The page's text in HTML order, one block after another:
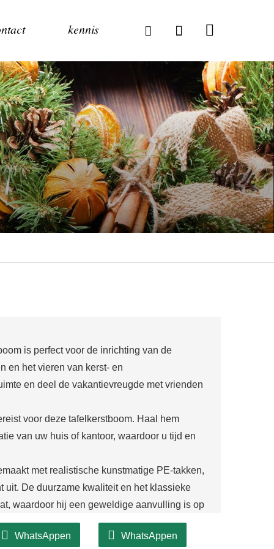
kennis
is perfect voor de inrichting van de
en het vieren van kerst- en
en deel de vakantievreugde met vrienden
voor deze tafelkerstboom. Haal hem
van uw huis of kantoor, waardoor u tijd en
met realistische kunstmatige PE-takken,
uit. De duurzame kwaliteit en het klassieke
waardoor hij een geweldige aanvulling is op
cadeau voor dierbaren. Geschikt voor gebruik
WhatsAppen WhatsAppen